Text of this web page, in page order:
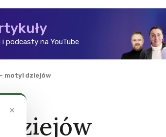
podcasty na YouTube
motyl dziejów
dziejów
×